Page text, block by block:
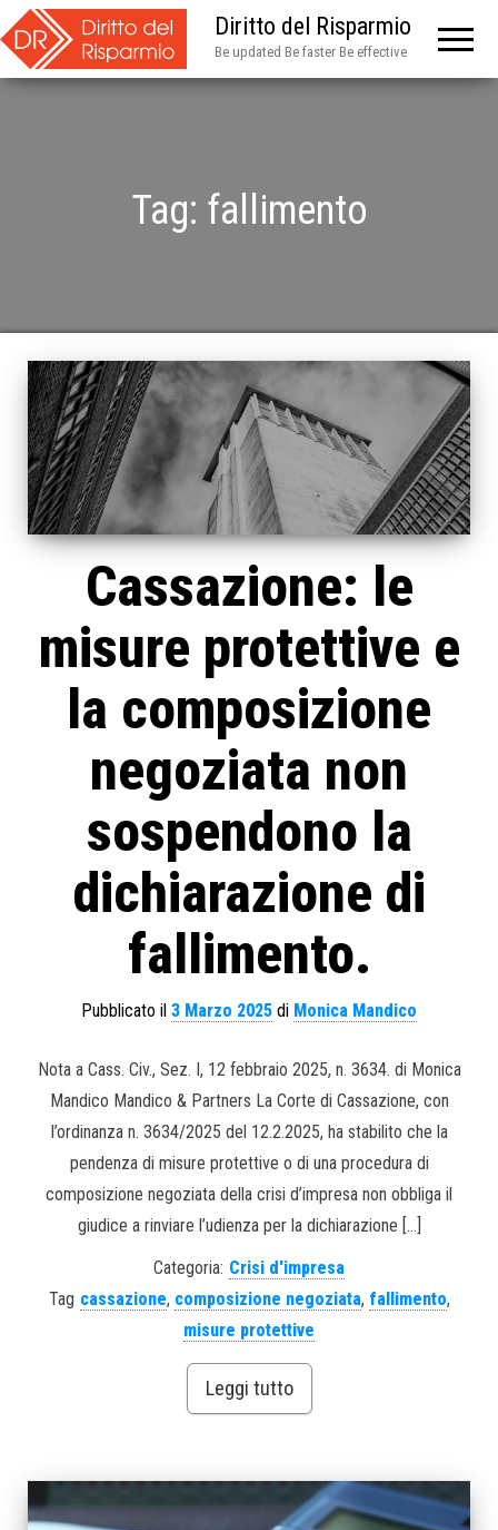
Diritto del Risparmio
Be updated Be faster Be effective
Tag: fallimento
Cassazione: le
misure protettive e
la composizione
negoziata non
sospendono la
dichiarazione di
fallimento.
Pubblicato il 3 Marzo 2025 di Monica Mandico
Nota a Cass. Civ., Sez. I, 12 febbraio 2025, n. 3634. di Monica
Mandico Mandico & Partners La Corte di Cassazione, con
l’ordinanza n. 3634/2025 del 12.2.2025, ha stabilito che la
pendenza di misure protettive o di una procedura di
composizione negoziata della crisi d’impresa non obbliga il
giudice a rinviare l’udienza per la dichiarazione […]
Categoria: Crisi d'impresa
Tag cassazione, composizione negoziata, fallimento,
misure protettive
Leggi tutto